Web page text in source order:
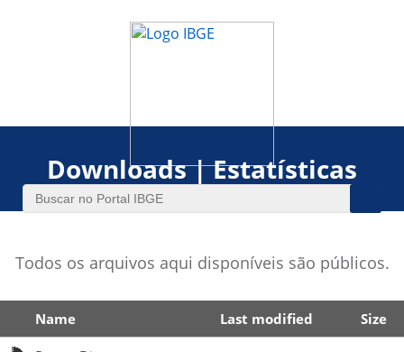
Downloads | Estatísticas
Todos os arquivos aqui disponíveis são públicos.
Name Last modified Size